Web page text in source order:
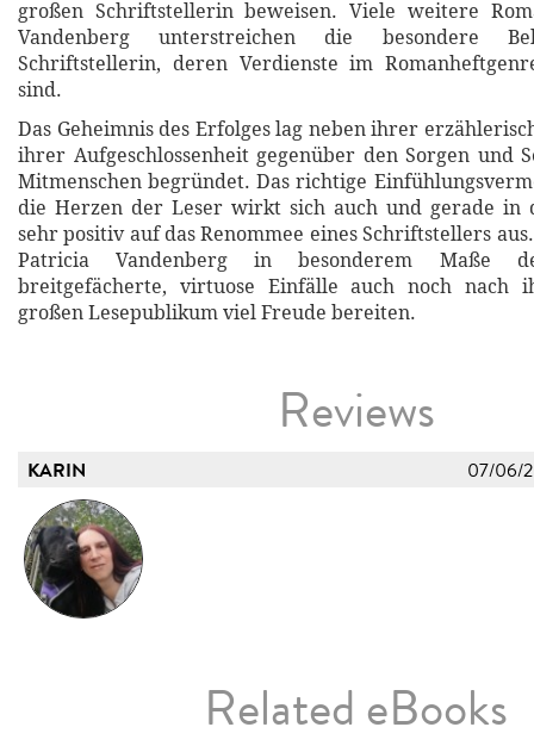
großen Schriftstellerin beweisen. Viele weitere
Vandenberg unterstreichen die besondere
Schriftstellerin, deren Verdienste im
sind.
Das Geheimnis des Erfolges lag neben ihrer
ihrer Aufgeschlossenheit gegenüber den Sorgen und
Mitmenschen begründet. Das richtige
die Herzen der Leser wirkt sich auch und gerade in
sehr positiv auf das Renommee eines Schriftstellers
Patricia Vandenberg in besonderem Maße
breitgefächerte, virtuose Einfälle auch noch nach
großen Lesepublikum viel Freude bereiten.
Reviews
KARIN 07/06/
Related eBooks